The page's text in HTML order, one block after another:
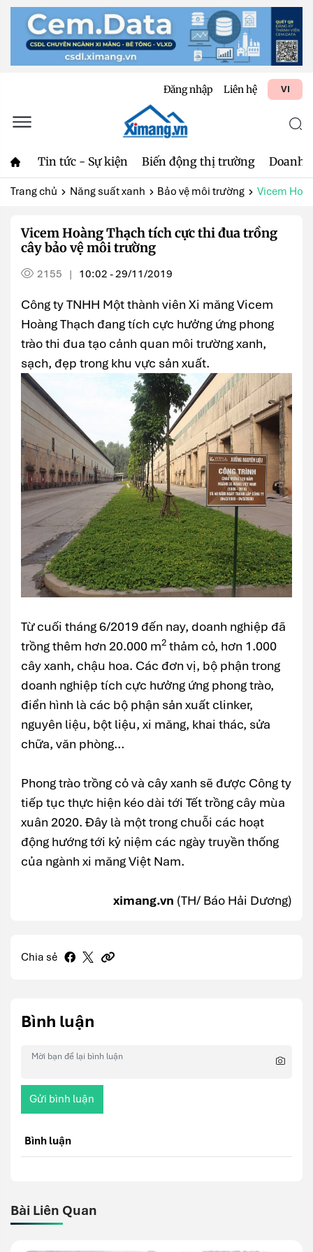
Đăng nhập Liên hệ VI
Tin tức - Sự kiện Biến động thị trường Doanh
Trang chủ Năng suất xanh Bảo vệ môi trường Vicem
Vicem Hoàng Thạch tích cực thi đua trồng
cây bảo vệ môi trường
2155 | 10:02 - 29/11/2019
Công ty TNHH Một thành viên Xi măng Vicem
Hoàng Thạch đang tích cực hưởng ứng phong
trào thi đua tạo cảnh quan môi trường xanh,
sạch, đẹp trong khu vực sản xuất.
Từ cuối tháng 6/2019 đến nay, doanh nghiệp đã
trồng thêm hơn 20.000 m2 thảm cỏ, hơn 1.000
cây xanh, chậu hoa. Các đơn vị, bộ phận trong
doanh nghiệp tích cực hưởng ứng phong trào,
điển hình là các bộ phận sản xuất clinker,
nguyên liệu, bột liệu, xi măng, khai thác, sửa
chữa, văn phòng…
Phong trào trồng cỏ và cây xanh sẽ được Công ty
tiếp tục thực hiện kéo dài tới Tết trồng cây mùa
xuân 2020. Đây là một trong chuỗi các hoạt
động hướng tới kỷ niệm các ngày truyền thống
của ngành xi măng Việt Nam.
ximang.vn (TH/ Báo Hải Dương)
Chia sẻ
Bình luận
Gửi bình luận
Bình luận
Bài Liên Quan